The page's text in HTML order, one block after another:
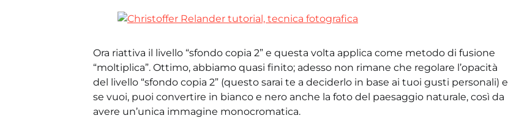
Ora riattiva il livello “sfondo copia 2” e questa volta applica come metodo di fusione
“moltiplica”. Ottimo, abbiamo quasi finito; adesso non rimane che regolare l’opacità
del livello “sfondo copia 2” (questo sarai te a deciderlo in base ai tuoi gusti personali) e
se vuoi, puoi convertire in bianco e nero anche la foto del paesaggio naturale, così da
avere un’unica immagine monocromatica.